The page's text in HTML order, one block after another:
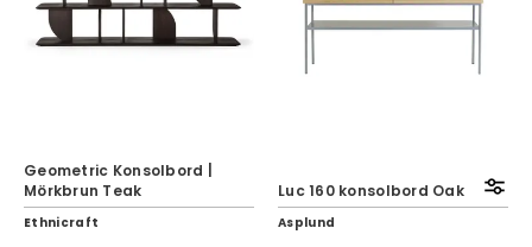
Geometric Konsolbord |
Mörkbrun Teak
Ethnicraft
Luc 160 konsolbord Oak
Asplund